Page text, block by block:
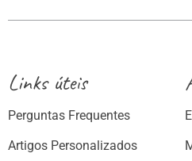
Links úteis
Perguntas Frequentes
Artigos Personalizados